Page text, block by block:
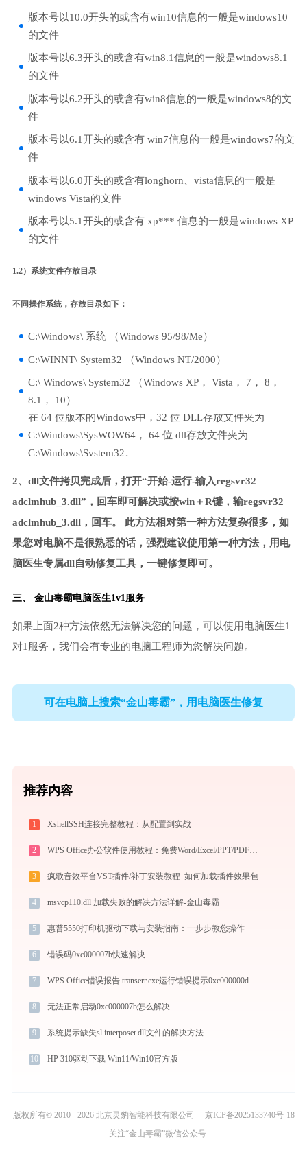
版本号以10.0开头的或含有win10信息的一般是windows10
的文件
版本号以6.3开头的或含有win8.1信息的一般是windows8.1
的文件
版本号以6.2开头的或含有win8信息的一般是windows8的文
件
版本号以6.1开头的或含有 win7信息的一般是windows7的文
件
版本号以6.0开头的或含有longhorn、vista信息的一般是
windows Vista的文件
版本号以5.1开头的或含有 xp*** 信息的一般是windows XP
的文件
1.2）系统文件存放目录
不同操作系统，存放目录如下：
C:\Windows\ 系统 （Windows 95/98/Me）
C:\WINNT\ System32 （Windows NT/2000）
C:\ Windows\ System32 （Windows XP， Vista， 7， 8，
8.1， 10）
在 64 位版本的Windows中，32 位 DLL存放文件夹为
C:\Windows\SysWOW64， 64 位 dll存放文件夹为
C:\Windows\System32。
2、dll文件拷贝完成后，打开“开始-运行-输入regsvr32
adclmhub_3.dll”，回车即可解决或按win＋R键，输regsvr32
adclmhub_3.dll，回车。 此方法相对第一种方法复杂很多，如
果您对电脑不是很熟悉的话，强烈建议使用第一种方法，用电
脑医生专属dll自动修复工具，一键修复即可。
三、 金山毒霸电脑医生1v1服务
如果上面2种方法依然无法解决您的问题，可以使用电脑医生1
对1服务，我们会有专业的电脑工程师为您解决问题。
可在电脑上搜索“金山毒霸”，用电脑医生修复
推荐内容
1 XshellSSH连接完整教程：从配置到实战
2 WPS Office办公软件使用教程：免费Word/Excel/PPT/PDF一站式高效办公套件
3 疯歌音效平台VST插件/补丁安装教程_如何加载插件效果包
4 msvcp110.dll 加载失败的解决方法详解-金山毒霸
5 惠普5550打印机驱动下载与安装指南：一步步教您操作
6 错误码0xc000007b快速解决
7 WPS Office错误报告 transerr.exe运行错误提示0xc000000d的解决办法
8 无法正常启动0xc000007b怎么解决
9 系统提示缺失sl.interposer.dll文件的解决方法
10 HP 310驱动下载 Win11/Win10官方版
版权所有© 2010 - 2026 北京灵豹智能科技有限公司
京ICP备2025133740号-18
关注“金山毒霸”微信公众号